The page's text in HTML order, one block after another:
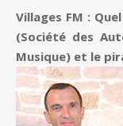
Villages FM :
(Société des
Musique) et le